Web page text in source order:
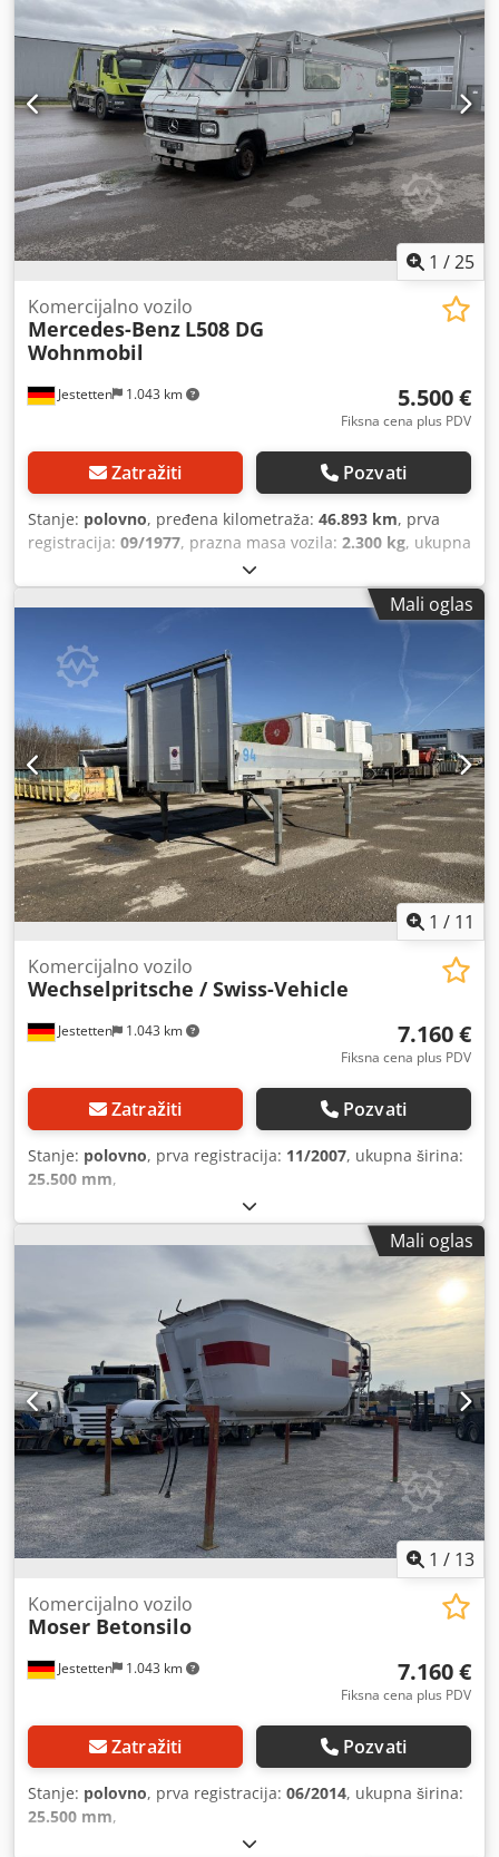
1 /25
Jestetten 1.043 km
Komercijalno vozilo
Mercedes-Benz L508 DG
Wohnmobil
5.500 €
Fiksna cena plus PDV
Zatražiti Pozvati
Stanje: polovno, pređena kilometraža: 46.893 km, prva
registracija: 09/1977, prazna masa vozila: 2.300 kg, ukupna
, ukupna širina:
visina:28.000 mm, konfiguracija osovina:4x2, tip prenosa:
mehanički, vrsta goriva:dizel, sledeća inspekcija (TÜV):
15mm, dimenzija prednje gume:
sedišta:2 , kabina vozača: kabina za spavanje
, radna
težina:5.400 kg ,
Mali oglas
1 / 11
Jestetten 1.043 km
Komercijalno vozilo
Wechselpritsche / Swiss-Vehicle
7.160 €
Fiksna cena plus PDV
Zatražiti Pozvati
Stanje: polovno, prva registracija: 11/2007, ukupna širina:
25.500 mm,
Mali oglas
1 / 13
Jestetten 1.043 km
Komercijalno vozilo
Moser Betonsilo
7.160 €
Fiksna cena plus PDV
Zatražiti Pozvati
Stanje: polovno, prva registracija: 06/2014, ukupna širina:
25.500 mm,